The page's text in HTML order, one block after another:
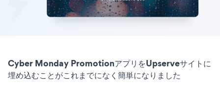
Cyber Monday PromotionアプリをUpserveサイトに
埋め込むことがこれまでになく簡単になりました